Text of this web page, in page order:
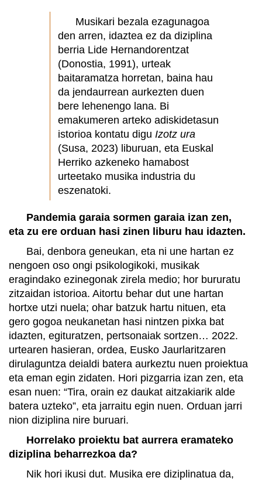
Musikari bezala ezagunagoa
den arren, idaztea ez da diziplina
berria Lide Hernandorentzat
(Donostia, 1991), urteak
baitaramatza horretan, baina hau
da jendaurrean aurkezten duen
bere lehenengo lana. Bi
emakumeren arteko adiskidetasun
istorioa kontatu digu Izotz ura
(Susa, 2023) liburuan, eta Euskal
Herriko azkeneko hamabost
urteetako musika industria du
eszenatoki.
Pandemia garaia sormen garaia izan zen,
eta zu ere orduan hasi zinen liburu hau idazten.
Bai, denbora geneukan, eta ni une hartan ez
nengoen oso ongi psikologikoki, musikak
eragindako ezinegonak zirela medio; hor bururatu
zitzaidan istorioa. Aitortu behar dut une hartan
hortxe utzi nuela; ohar batzuk hartu nituen, eta
gero gogoa neukanetan hasi nintzen pixka bat
idazten, egituratzen, pertsonaiak sortzen… 2022.
urtearen hasieran, ordea, Eusko Jaurlaritzaren
dirulaguntza deialdi batera aurkeztu nuen proiektua
eta eman egin zidaten. Hori pizgarria izan zen, eta
esan nuen: “Tira, orain ez daukat aitzakiarik alde
batera uzteko”, eta jarraitu egin nuen. Orduan jarri
nion diziplina nire buruari.
Horrelako proiektu bat aurrera eramateko
diziplina beharrezkoa da?
Nik hori ikusi dut. Musika ere diziplinatua da,